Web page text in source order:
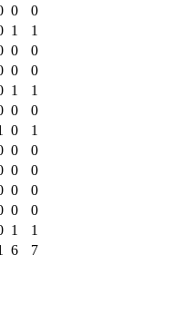
0
0
1
1
0
0
0
0
1
1
0
0
0
1
0
0
0
0
0
0
0
0
1
1
6 7